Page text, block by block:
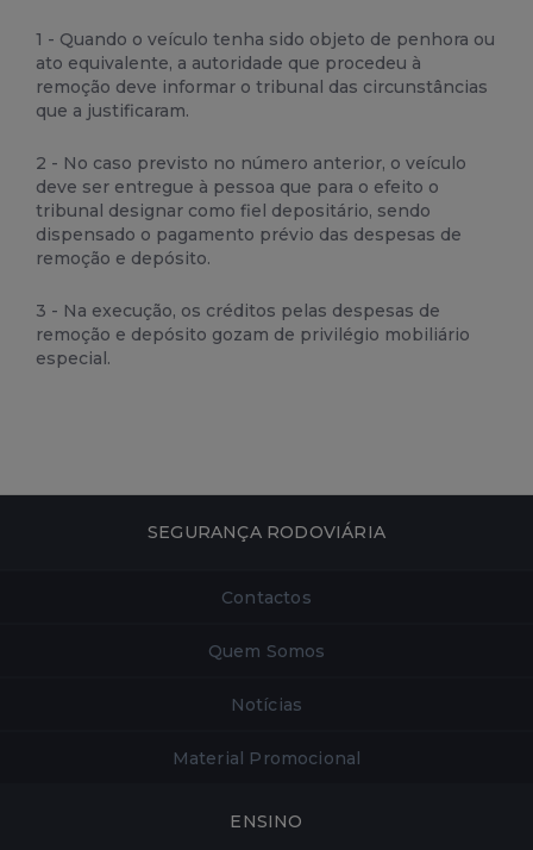
1 - Quando o veículo tenha sido objeto de penhora ou
ato equivalente, a autoridade que procedeu à
remoção deve informar o tribunal das circunstâncias
que a justificaram.
2 - No caso previsto no número anterior, o veículo
deve ser entregue à pessoa que para o efeito o
tribunal designar como fiel depositário, sendo
dispensado o pagamento prévio das despesas de
remoção e depósito.
3 - Na execução, os créditos pelas despesas de
remoção e depósito gozam de privilégio mobiliário
especial.
SEGURANÇA RODOVIÁRIA
Contactos
Quem Somos
Notícias
Material Promocional
ENSINO